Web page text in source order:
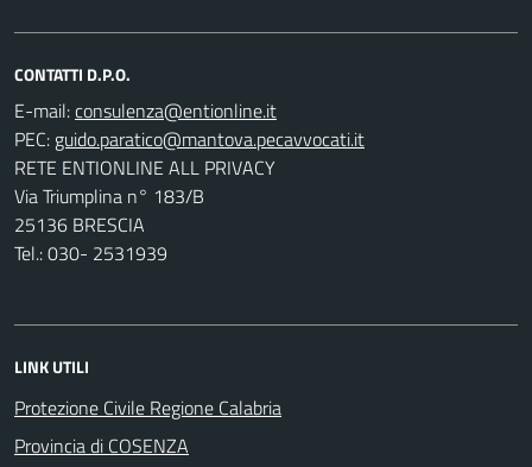
CONTATTI D.P.O.
E-mail:
PEC:
RETE ENTIONLINE ALL PRIVACY
Via Triumplina n° 183/B
25136 BRESCIA
Tel.: 030- 2531939
LINK UTILI
Protezione Civile Regione Calabria
Provincia di COSENZA